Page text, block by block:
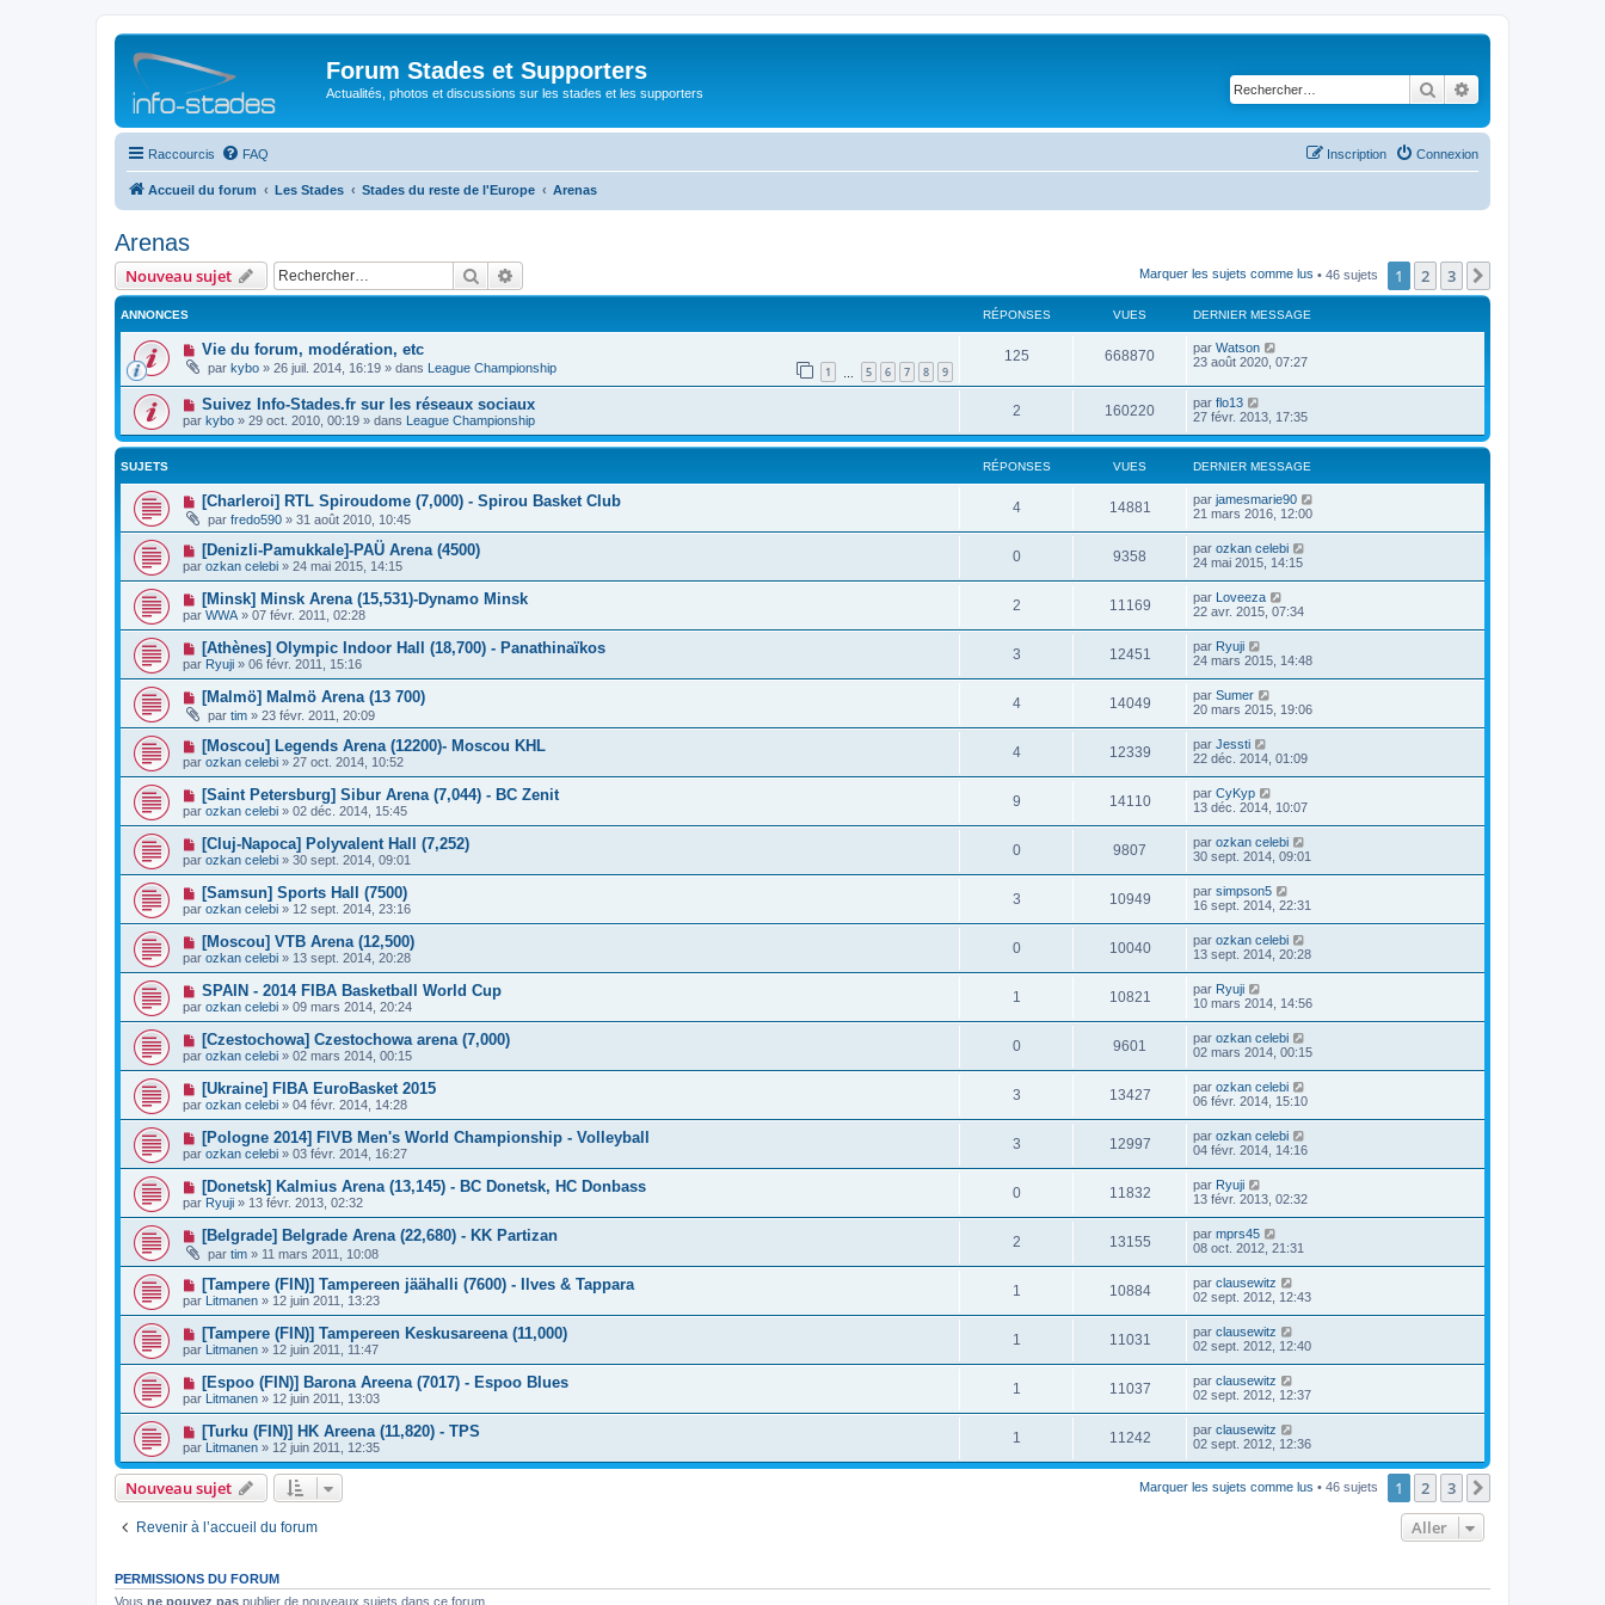
Forum Stades et Supporters
Actualités, photos et discussions sur les stades et les supporters Rechercher
Raccourcis FAQ Connexion
Inscription
Accueil du forum Les Stades Stades du reste de l'Europe Arenas
Arenas
Nouveau sujet Rechercher Marquer les sujets comme lus • 46 sujets 1 2 3
ANNONCES RÉPONSES VUES DERNIER MESSAGE
Vie du forum, modération, etc
par kybo » 26 juil. 2014, 16:19 » dans League Championship 1 5 6 7 8 9
125 668870 par Watson
23 août 2020, 07:27
Suivez Info-Stades.fr sur les réseaux sociaux
par kybo » 29 oct. 2010, 00:19 » dans League Championship
2 160220 par flo13
27 févr. 2013, 17:35
SUJETS RÉPONSES VUES DERNIER MESSAGE
[Charleroi] RTL Spiroudome (7,000) - Spirou Basket Club
par fredo590 » 31 août 2010, 10:45
4 14881 par jamesmarie90
21 mars 2016, 12:00
[Denizli-Pamukkale]-PAÜ Arena (4500)
par ozkan celebi » 24 mai 2015, 14:15
0 9358 par ozkan celebi
24 mai 2015, 14:15
[Minsk] Minsk Arena (15,531)-Dynamo Minsk
par WWA » 07 févr. 2011, 02:28
2 11169 par Loveeza
22 avr. 2015, 07:34
[Athènes] Olympic Indoor Hall (18,700) - Panathinaïkos
par Ryuji » 06 févr. 2011, 15:16
3 12451 par Ryuji
24 mars 2015, 14:48
[Malmö] Malmö Arena (13 700)
par tim » 23 févr. 2011, 20:09
4 14049 par Sumer
20 mars 2015, 19:06
[Moscou] Legends Arena (12200)- Moscou KHL
par ozkan celebi » 27 oct. 2014, 10:52
4 12339 par Jessti
22 déc. 2014, 01:09
[Saint Petersburg] Sibur Arena (7,044) - BC Zenit
par ozkan celebi » 02 déc. 2014, 15:45
9 14110 par CyKyp
13 déc. 2014, 10:07
[Cluj-Napoca] Polyvalent Hall (7,252)
par ozkan celebi » 30 sept. 2014, 09:01
0 9807 par ozkan celebi
30 sept. 2014, 09:01
[Samsun] Sports Hall (7500)
par ozkan celebi » 12 sept. 2014, 23:16
3 10949 par simpson5
16 sept. 2014, 22:31
[Moscou] VTB Arena (12,500)
par ozkan celebi » 13 sept. 2014, 20:28
0 10040 par ozkan celebi
13 sept. 2014, 20:28
SPAIN - 2014 FIBA Basketball World Cup
par ozkan celebi » 09 mars 2014, 20:24
1 10821 par Ryuji
10 mars 2014, 14:56
[Czestochowa] Czestochowa arena (7,000)
par ozkan celebi » 02 mars 2014, 00:15
0 9601 par ozkan celebi
02 mars 2014, 00:15
[Ukraine] FIBA EuroBasket 2015
par ozkan celebi » 04 févr. 2014, 14:28
3 13427 par ozkan celebi
06 févr. 2014, 15:10
[Pologne 2014] FIVB Men's World Championship - Volleyball
par ozkan celebi » 03 févr. 2014, 16:27
3 12997 par ozkan celebi
04 févr. 2014, 14:16
[Donetsk] Kalmius Arena (13,145) - BC Donetsk, HC Donbass
par Ryuji » 13 févr. 2013, 02:32
0 11832 par Ryuji
13 févr. 2013, 02:32
[Belgrade] Belgrade Arena (22,680) - KK Partizan
par tim » 11 mars 2011, 10:08
2 13155 par mprs45
08 oct. 2012, 21:31
[Tampere (FIN)] Tampereen jäähalli (7600) - Ilves & Tappara
par Litmanen » 12 juin 2011, 13:23
1 10884 par clausewitz
02 sept. 2012, 12:43
[Tampere (FIN)] Tampereen Keskusareena (11,000)
par Litmanen » 12 juin 2011, 11:47
1 11031 par clausewitz
02 sept. 2012, 12:40
[Espoo (FIN)] Barona Areena (7017) - Espoo Blues
par Litmanen » 12 juin 2011, 13:03
1 11037 par clausewitz
02 sept. 2012, 12:37
[Turku (FIN)] HK Areena (11,820) - TPS
par Litmanen » 12 juin 2011, 12:35
1 11242 par clausewitz
02 sept. 2012, 12:36
Nouveau sujet Marquer les sujets comme lus • 46 sujets 1 2 3
Revenir à l’accueil du forum Aller
PERMISSIONS DU FORUM
Vous ne pouvez pas publier de nouveaux sujets dans ce forum